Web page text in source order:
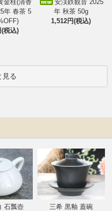
金桂(清香
年 春茶 5
(税込)
安渓鉄観音 2025
年 秋茶 50g
1,512円(税込)
見る
石瓢壺
三希 黒釉 蓋碗